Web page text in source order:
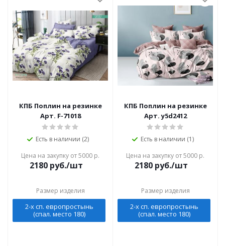
КПБ Поплин на резинке
Арт. F-71018
Есть в наличии (2)
Цена на закупку от 5000 р.
2180 руб./шт
Размер изделия
2-х сп. европростынь
(спал. место 180)
КПБ Поплин на резинке
Арт. y5d2412
Есть в наличии (1)
Цена на закупку от 5000 р.
2180 руб./шт
Размер изделия
2-х сп. европростынь
(спал. место 180)